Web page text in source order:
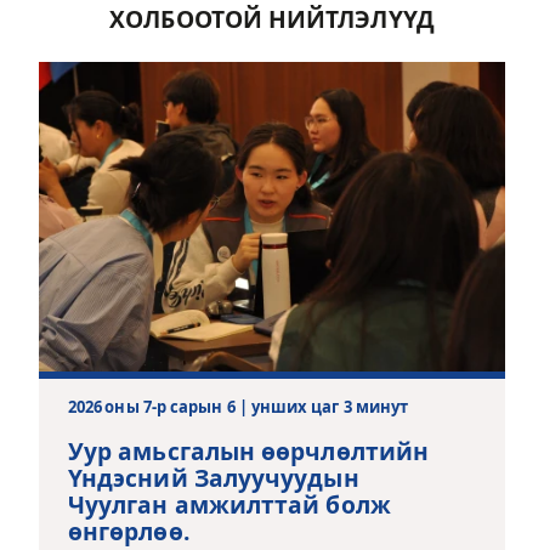
ХОЛБООТОЙ НИЙТЛЭЛҮҮД
2026 оны 7-р сарын 6 | унших цаг 3 минут
Уур амьсгалын өөрчлөлтийн
Үндэсний Залуучуудын
Чуулган амжилттай болж
өнгөрлөө.